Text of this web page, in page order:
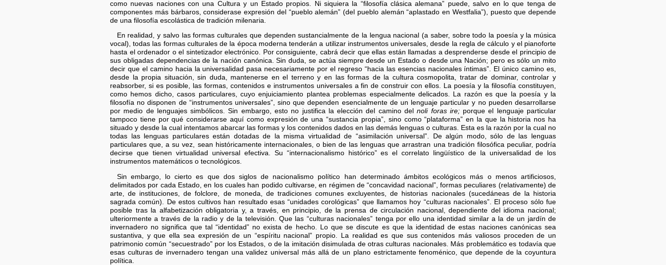
como nuevas naciones con una Cultura y un Estado propios. Ni siquiera la “filosofía clásica alemana” puede, salvo en lo que tenga de
componentes más bárbaros, considerase expresión del “pueblo alemán” (del pueblo alemán “aplastado en Westfalia”), puesto que depende
de una filosofía escolástica de tradición milenaria.
En realidad, y salvo las formas culturales que dependen sustancialmente de la lengua nacional (a saber, sobre todo la poesía y la música
vocal), todas las formas culturales de la época moderna tenderán a utilizar instrumentos universales, desde la regla de cálculo y el pianoforte
hasta el ordenador o el sintetizador electrónico. Por consiguiente, cabrá decir que ellas están llamadas a desprenderse desde el principio de
sus obligadas dependencias de la nación canónica. Sin duda, se actúa siempre desde un Estado o desde una Nación; pero es sólo un mito
decir que el camino hacia la universalidad pasa necesariamente por el regreso “hacia las esencias nacionales íntimas”. El único camino es,
desde la propia situación, sin duda, mantenerse en el terreno y en las formas de la cultura cosmopolita, tratar de dominar, controlar y
reabsorber, si es posible, las formas, contenidos e instrumentos universales a fin de construir con ellos. La poesía y la filosofía constituyen,
como hemos dicho, casos particulares, cuyo enjuiciamiento plantea problemas especialmente delicados. La razón es que la poesía y la
filosofía no disponen de “instrumentos universales”, sino que dependen esencialmente de un lenguaje particular y no pueden desarrollarse
por medio de lenguajes simbólicos. Sin embargo, esto no justifica la elección del camino delnoli foras ire;porque el lenguaje particular
tampoco tiene por qué considerarse aquí como expresión de una “sustancia propia”, sino como “plataforma” en la que la historia nos ha
situado y desde la cual intentamos abarcar las formas y los contenidos dados en las demás lenguas o culturas. Esta es la razón por la cual no
todas las lenguas particulares están dotadas de la misma virtualidad de “asimilación universal”. De algún modo, sólo de las lenguas
particulares que, a su vez, sean históricamente internacionales, o bien de las lenguas que arrastran una tradición filosófica peculiar, podría
decirse que tienen virtualidad universal efectiva. Su “internacionalismo histórico” es el correlato lingüístico de la universalidad de los
instrumentos matemáticos o tecnológicos.
Sin embargo, lo cierto es que dos siglos de nacionalismo político han determinado ámbitos ecológicos más o menos artificiosos,
delimitados por cada Estado, en los cuales han podido cultivarse, en régimen de “concavidad nacional”, formas peculiares (relativamente) de
arte, de instituciones, de folclore, de moneda, de tradiciones comunes excluyentes, de historias nacionales (sucedáneas de la historia
sagrada común). De estos cultivos han resultado esas “unidades corológicas” que llamamos hoy “culturas nacionales”. El proceso sólo fue
posible tras la alfabetización obligatoria y, a través, en principio, de la prensa de circulación nacional, dependiente del idioma nacional;
ulteriormente a través de la radio y de la televisión. Que las “culturas nacionales” tenga por ello una identidad similar a la de un jardín de
invernadero no significa que tal “identidad” no exista de hecho. Lo que se discute es que la identidad de estas naciones canónicas sea
sustantiva, y que ella sea expresión de un “espíritu nacional” propio. La realidad es que sus contenidos más valiosos proceden de un
patrimonio común “secuestrado” por los Estados, o de la imitación disimulada de otras culturas nacionales. Más problemático es todavía que
esas culturas de invernadero tengan una validez universal más allá de un plano estrictamente fenoménico, que depende de la coyuntura
política.